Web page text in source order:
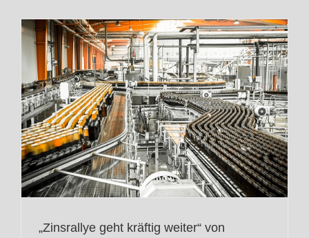
„Zinsrallye geht kräftig weiter“ von